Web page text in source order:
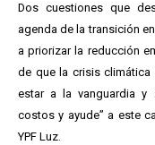
Dos cuestiones que
agenda de la transición
a priorizar la reducción
de que la crisis climática
estar a la vanguardia y
costos y ayude” a este
YPF Luz.